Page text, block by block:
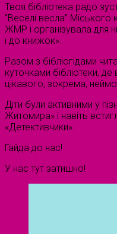
Твоя бібліотека радо
“Веселі весла”
ЖМР і організувала для
і до книжок».
Разом з бібліогідами
куточками бібліотеки,
цікавого, зокрема,
Діти були активними у
Житомира» і навіть
«Детективчики».
Гайда до нас!
У нас тут затишно!